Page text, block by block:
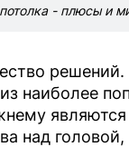
- плюсы и
наиболее
над